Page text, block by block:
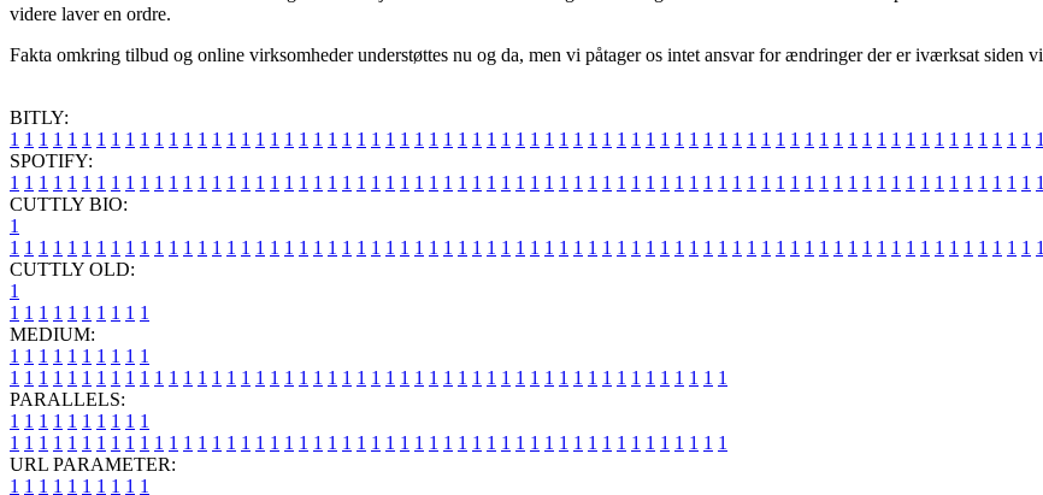
videre laver en ordre.
Fakta omkring tilbud og online virksomheder understøttes nu og da, men vi påtager os intet ansvar for ændringer der er iværksat siden
BITLY:
1 1 1 1 1 1 1 1 1 1 1 1 1 1 1 1 1 1 1 1 1 1 1 1 1 1 1 1 1 1 1 1 1 1 1 1 1 1 1 1 1 1 1 1 1 1 1 1 1 1 1 1 1 1 1 1 1 1 1 1 1 1 1 1 1 1 1 1 1 1 1 1
SPOTIFY:
1 1 1 1 1 1 1 1 1 1 1 1 1 1 1 1 1 1 1 1 1 1 1 1 1 1 1 1 1 1 1 1 1 1 1 1 1 1 1 1 1 1 1 1 1 1 1 1 1 1 1 1 1 1 1 1 1 1 1 1 1 1 1 1 1 1 1 1 1 1 1 1
CUTTLY BIO:
1
1 1 1 1 1 1 1 1 1 1 1 1 1 1 1 1 1 1 1 1 1 1 1 1 1 1 1 1 1 1 1 1 1 1 1 1 1 1 1 1 1 1 1 1 1 1 1 1 1 1 1 1 1 1 1 1 1 1 1 1 1 1 1 1 1 1 1 1 1 1 1 1
CUTTLY OLD:
1
1 1 1 1 1 1 1 1 1 1
MEDIUM:
1 1 1 1 1 1 1 1 1 1
1 1 1 1 1 1 1 1 1 1 1 1 1 1 1 1 1 1 1 1 1 1 1 1 1 1 1 1 1 1 1 1 1 1 1 1 1 1 1 1 1 1 1 1 1 1 1 1 1 1
PARALLELS:
1 1 1 1 1 1 1 1 1 1
1 1 1 1 1 1 1 1 1 1 1 1 1 1 1 1 1 1 1 1 1 1 1 1 1 1 1 1 1 1 1 1 1 1 1 1 1 1 1 1 1 1 1 1 1 1 1 1 1 1
URL PARAMETER:
1 1 1 1 1 1 1 1 1 1